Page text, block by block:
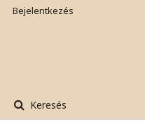
Keresés
Bejelentkezés